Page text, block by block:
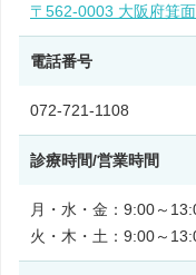
〒562-0003 大阪府箕
電話番号
072-721-1108
診療時間/営業時間
月・水・金：9:00～
火・木・土：9:00～